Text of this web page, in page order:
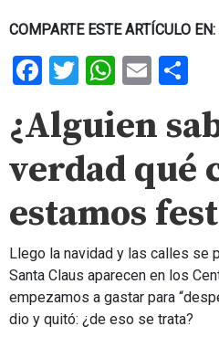
COMPARTE ESTE ARTÍCULO EN:
Facebook
TwitterEmail
¿Alguien
verdad qué
estamos
Llego la navidad y las calles se
Santa Claus aparecen en los
empezamos a gastar para
dio y quitó: ¿de eso se trata?